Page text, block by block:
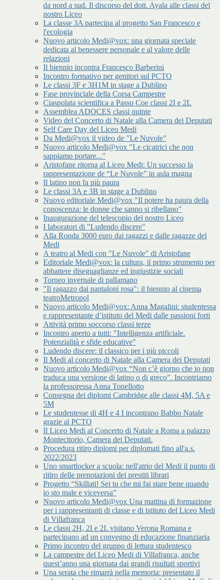
da nord a sud. Il discorso del dott. Ayala alle classi del
nostro Liceo
La classe 3A partecipa al progetto San Francesco e
l'ecologia
Nuovo articolo Medi@vox: una giornata speciale
dedicata al benessere personale e al valore delle
relazioni
Il biennio incontra Francesco Barberini
Incontro formativo per genitori sul PCTO
Le classi 3F e 3H1M in stage a Dublino
Fase provinciale della Corsa Campestre
Ciaspolata scientifica a Passo Coe classi 2I e 2L
Assemblea ADOCES classi quinte
Video del Concerto di Natale alla Camera dei Deputati
Self Care Day del Liceo Medi
Da Medi@vox il video de "Le Nuvole"
Nuovo articolo Medi@vox "Le cicatrici che non
sappiamo portare..."
Aristofane ritorna al Liceo Medi: Un successo la
rappresentazione de “Le Nuvole” in aula magna
Il latino non fa più paura
Le classi 3A e 3B in stage a Dublino
Nuovo editoriale Medi@vox "Il potere ha paura della
conoscenza: le donne che sanno si ribellano"
Inaugurazione del telescopio del nostro Liceo
I laboratori di "Ludendo discere"
Alla Ronda 3000 euro dai ragazzi e dalle ragazze del
Medi
A teatro al Medi con "Le Nuvole" di Aristofane
Editoriale Medi@vox: la cultura, il primo strumento per
abbattere diseguaglianze ed ingiustizie sociali
Torneo invernale di pallamano
"Il ragazzo dai pantaloni rosa": il biennio al cinema
teatroMetropol
Nuovo articolo Medi@vox: Anna Magalini: studentessa
e rappresentante d’istituto del Medi dalle passioni forti
Attività primo soccorso classi terze
Incontro aperto a tutti: "Intelligenza artificiale.
Potenzialità e sfide educative"
Ludendo discere: il classico per i più piccoli
Il Medi al concerto di Natale alla Camera dei Deputati
Nuovo articolo Medi@vox “Non c’è giorno che io non
traduca una versione di latino o di greco”. Incontriamo
la professoressa Anna Tonellotto
Consegna dei diplomi Cambridge alle classi 4M, 5A e
5M
Le studentesse di 4H e 4 I incontrano Babbo Natale
grazie al PCTO
Il Liceo Medi al Concerto di Natale a Roma a palazzo
Montecitorio, Camera dei Deputati.
Procedura ritiro diplomi per diplomati fino all'a.s.
2022/2023
Uno smartlocker a scuola: nell'atrio del Medi il punto di
ritiro delle prenotazioni dei prestiti librari
Progetto “Skillati! Sei tu che mi fai stare bene quando
io sto male e viceversa”
Nuovo articolo Medi@vox Una mattina di formazione
per i rappresentanti di classe e di istituto del Liceo Medi
di Villafranca
Le classi 2H, 2I e 2L visitano Verona Romana e
partecipano ad un convegno di educazione finanziaria
Primo incontro del gruppo di lettura studentesco
La campestre del Liceo Medi di Villafranca, anche
quest’anno una giornata dai grandi risultati sportivi
Una serata che rimarrà nella memoria: presentato il